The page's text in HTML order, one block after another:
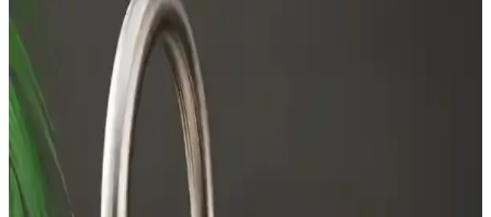
Tezgah Derinliğinde Buzdolabı Seçimi: Markalar,
Modeller ve Fiyat Performans Analizi
Tezgah derinliğinde buzdolabı seçimi, mutfak tasarımına uyum,
dayanıklılık ve fiyat performansını içerir. LG, Bosch, Fisher &
Paykel gibi markaların modelleri ve özellikleri karşılaştırılır.
Modern Mutfak Robotları: Günümüz
Mutfaklarının Vazgeçilmez Teknolojik Çözümleri